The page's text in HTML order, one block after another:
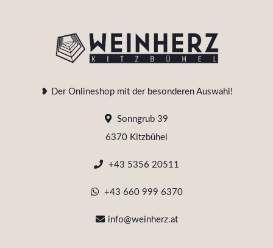
❥ Der Onlineshop mit der besonderen Auswahl!
Sonngrub 39
6370 Kitzbühel
+43 5356 20511
+43 660 999 6370
info@weinherz.at